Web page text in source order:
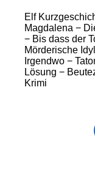
Elf
Magdalena −
− Bis dass der
Mörderische
Irgendwo −
Lösung −
Krimi